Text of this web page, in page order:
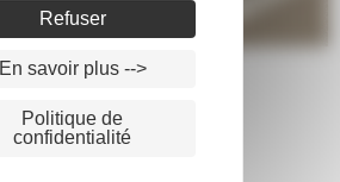
Voir +
Refuser
En savoir plus -->
Politique de
confidentialité